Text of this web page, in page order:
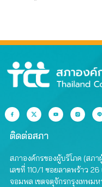
ติดต่อสภา
สภาองค์กรของผู้บริโภค (สภา
เลขที่ 110/1 ซอยลาดพร้าว
จอมพล เขตจตุจักรกรุงเทพม